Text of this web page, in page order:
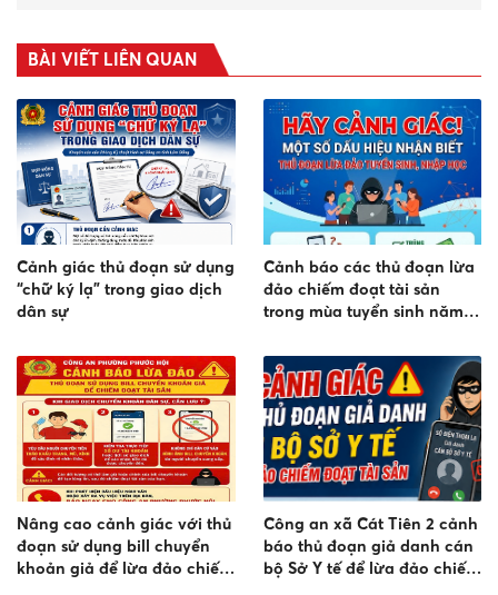
BÀI VIẾT LIÊN QUAN
Cảnh giác thủ đoạn sử dụng
“chữ ký lạ” trong giao dịch
dân sự
Cảnh báo các thủ đoạn lừa
đảo chiếm đoạt tài sản
trong mùa tuyển sinh năm
Nâng cao cảnh giác với thủ
đoạn sử dụng bill chuyển
khoản giả để lừa đảo chiếm
Công an xã Cát Tiên 2 cảnh
báo thủ đoạn giả danh cán
bộ Sở Y tế để lừa đảo chiếm